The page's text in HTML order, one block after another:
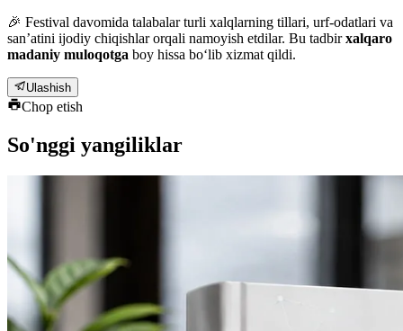
🎉 Festival davomida talabalar turli xalqlarning tillari, urf-odatlari va
san’atini ijodiy chiqishlar orqali namoyish etdilar. Bu tadbirxalqaro
madaniy muloqotga boy hissa bo‘lib xizmat qildi.
Ulashish
Chop etish
So'nggi yangiliklar